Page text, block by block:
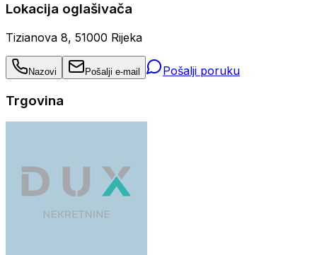
Lokacija oglašivača
Tizianova 8, 51000 Rijeka
Nazovi Pošalji e-mail Pošalji poruku
Trgovina